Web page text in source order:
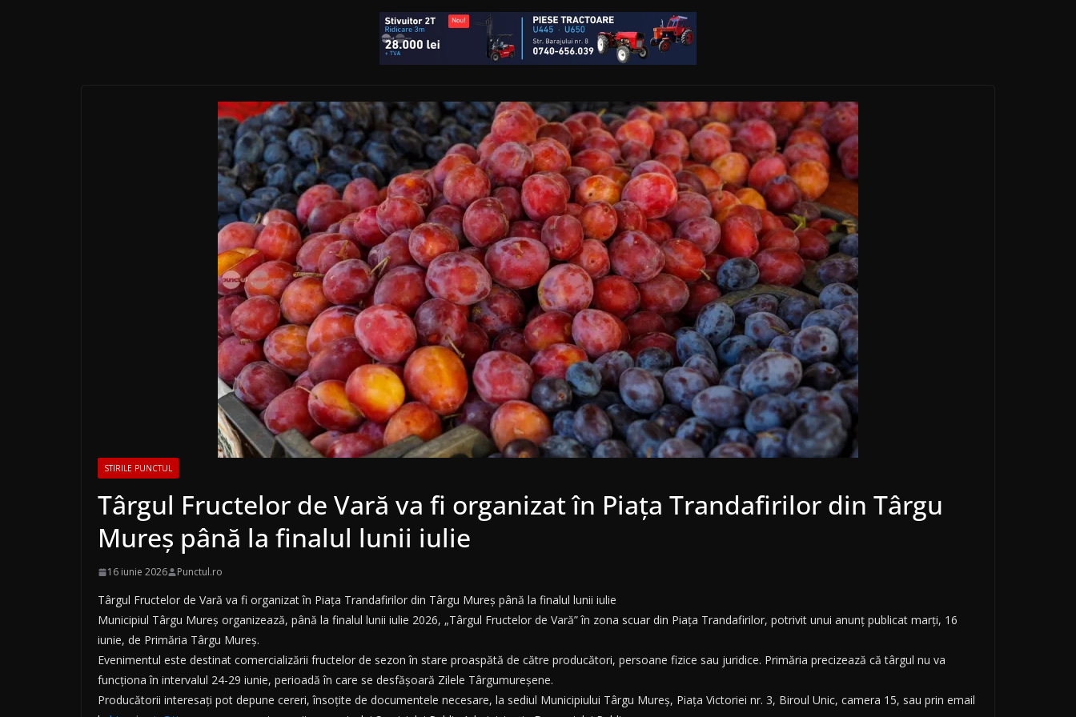
STIRILE PUNCTUL
Târgul Fructelor de Vară va fi organizat în Piața Trandafirilor din Târgu
Mureș până la finalul lunii iulie
16 iunie 2026 Punctul.ro
Târgul Fructelor de Vară va fi organizat în Piața Trandafirilor din Târgu Mureș până la finalul lunii iulie
Municipiul Târgu Mureș organizează, până la finalul lunii iulie 2026, „Târgul Fructelor de Vară” în zona scuar din Piața Trandafirilor, potrivit unui anunț publicat marți, 16
iunie, de Primăria Târgu Mureș.
Evenimentul este destinat comercializării fructelor de sezon în stare proaspătă de către producători, persoane fizice sau juridice. Primăria precizează că târgul nu va
funcționa în intervalul 24-29 iunie, perioadă în care se desfășoară Zilele Târgumureșene.
Producătorii interesați pot depune cereri, însoțite de documentele necesare, la sediul Municipiului Târgu Mureș, Piața Victoriei nr. 3, Biroul Unic, camera 15, sau prin email